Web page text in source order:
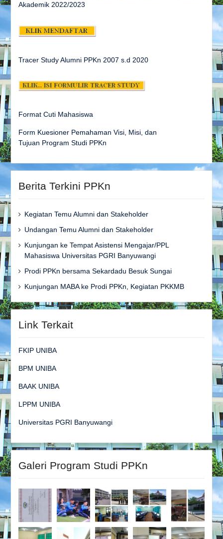
Akademik 2022/2023
Tracer Study Alumni PPKn 2007 s.d 2020
Format Cuti Mahasiswa
Form Kuesioner Pemahaman Visi, Misi, dan
Tujuan Program Studi PPKn
Berita Terkini PPKn
Kegiatan Temu Alumni dan Stakeholder
Undangan Temu Alumni dan Stakeholder
Kunjungan ke Tempat Asistensi Mengajar/PPL
Mahasiswa Universitas PGRI Banyuwangi
Prodi PPKn bersama Sekardadu Besuk Sungai
Kunjungan MABA ke Prodi PPKn, Kegiatan PKKMB
Link Terkait
FKIP UNIBA
BPM UNIBA
BAAK UNIBA
LPPM UNIBA
Universitas PGRI Banyuwangi
Galeri Program Studi PPKn